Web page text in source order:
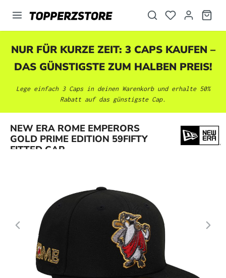
springen
NUR FÜR KURZE ZEIT: 3 CAPS KAUFEN –
DAS GÜNSTIGSTE ZUM HALBEN PREIS!
Lege einfach 3 Caps in deinen Warenkorb und erhalte 50%
Rabatt auf das günstigste Cap.
NEW ERA ROME EMPERORS
GOLD PRIME EDITION 59FIFTY
FITTED CAP
Bildergalerie überspringen